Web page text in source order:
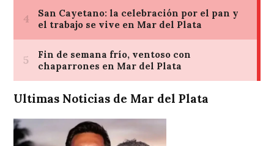
Ultimas Noticias de Mar del Plata